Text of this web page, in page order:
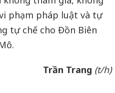
phạm pháp luật và tự
tự chế cho Đồn Biên
Trần Trang (t/h)